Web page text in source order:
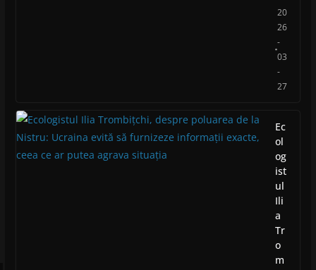
20
26
-
03
-
27
Ec
ol
og
ist
ul
Ili
a
Tr
o
m